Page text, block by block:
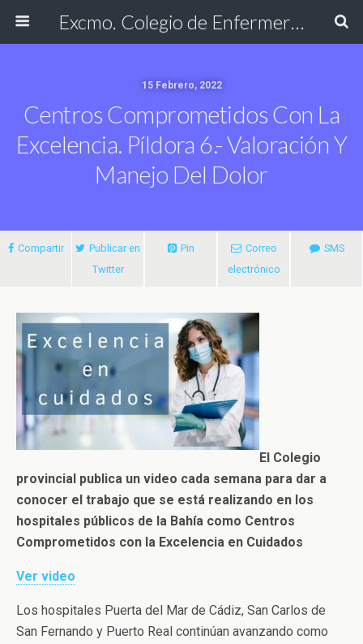
Excmo. Colegio de Enfermería de Cádiz
15 Febrero, 2022
Centros Comprometidos Con La
Excelencia. Píldora 6.- Valoración Y
Manejo Del Dolor
Compartir
Publicar en
Twitter
Pin
Correo
electrónico
SMS
El Colegio
provincial publica un video cada semana para dar a
conocer el trabajo que se está realizando en los
hospitales públicos de la Bahía como Centros
Comprometidos con la Excelencia en Cuidados
Ver video
Los hospitales Puerta del Mar de Cádiz, San Carlos de
San Fernando y Puerto Real continúan avanzando como